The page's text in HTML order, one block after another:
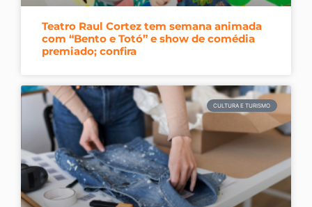
Teatro Raul Cortez tem semana animada
com “Bento e Totó” e show de comédia
premiado; confira
CULTURA E TURISMO